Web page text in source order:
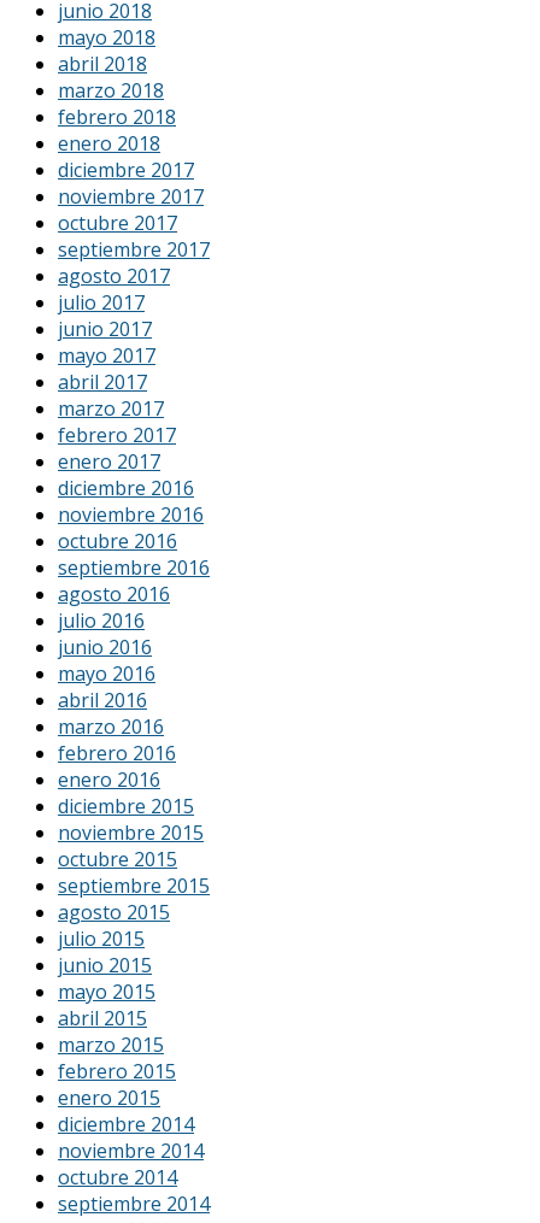
junio 2018
mayo 2018
abril 2018
marzo 2018
febrero 2018
enero 2018
diciembre 2017
noviembre 2017
octubre 2017
septiembre 2017
agosto 2017
julio 2017
junio 2017
mayo 2017
abril 2017
marzo 2017
febrero 2017
enero 2017
diciembre 2016
noviembre 2016
octubre 2016
septiembre 2016
agosto 2016
julio 2016
junio 2016
mayo 2016
abril 2016
marzo 2016
febrero 2016
enero 2016
diciembre 2015
noviembre 2015
octubre 2015
septiembre 2015
agosto 2015
julio 2015
junio 2015
mayo 2015
abril 2015
marzo 2015
febrero 2015
enero 2015
diciembre 2014
noviembre 2014
octubre 2014
septiembre 2014